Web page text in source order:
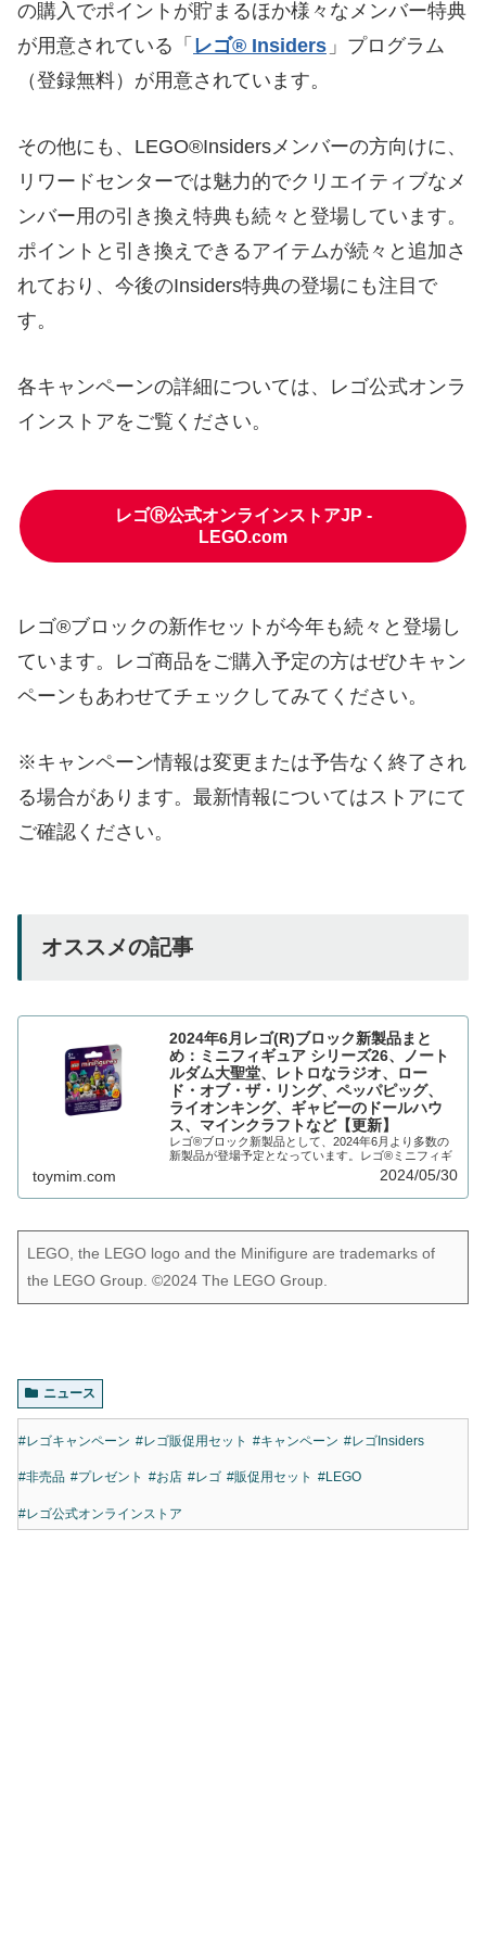
の購入でポイントが貯まるほか様々なメンバー特典
が用意されている「 レゴ® Insiders 」プログラム
（登録無料）が用意されています。
その他にも、LEGO®Insidersメンバーの方向けに、
リワードセンターでは魅力的でクリエイティブなメ
ンバー用の引き換え特典も続々と登場しています。
ポイントと引き換えできるアイテムが続々と追加さ
れており、今後のInsiders特典の登場にも注目で
す。
各キャンペーンの詳細については、レゴ公式オンラ
インストアをご覧ください。
レゴⓇ公式オンラインストアJP -
LEGO.com
レゴ®ブロックの新作セットが今年も続々と登場し
ています。レゴ商品をご購入予定の方はぜひキャン
ペーンもあわせてチェックしてみてください。
※キャンペーン情報は変更または予告なく終了され
る場合があります。最新情報についてはストアにて
ご確認ください。
オススメの記事
2024年6月レゴ(R)ブロック新製品まと
め：ミニフィギュア シリーズ26、ノート
ルダム大聖堂、レトロなラジオ、ロー
ド・オブ・ザ・リング、ペッパピッグ、
ライオンキング、ギャビーのドールハウ
ス、マインクラフトなど【更新】
レゴ®ブロック新製品として、2024年6月より多数の
新製品が登場予定となっています。レゴ®ミニフィギ
ュア シリーズより人気テーマ「宇宙」にま...
toymim.com 2024/05/30
LEGO, the LEGO logo and the Minifigure are trademarks of
the LEGO Group. ©2024 The LEGO Group.
ニュース
#レゴキャンペーン #レゴ販促用セット #キャンペーン #レゴInsiders
#非売品 #プレゼント #お店 #レゴ #販促用セット #LEGO
#レゴ公式オンラインストア